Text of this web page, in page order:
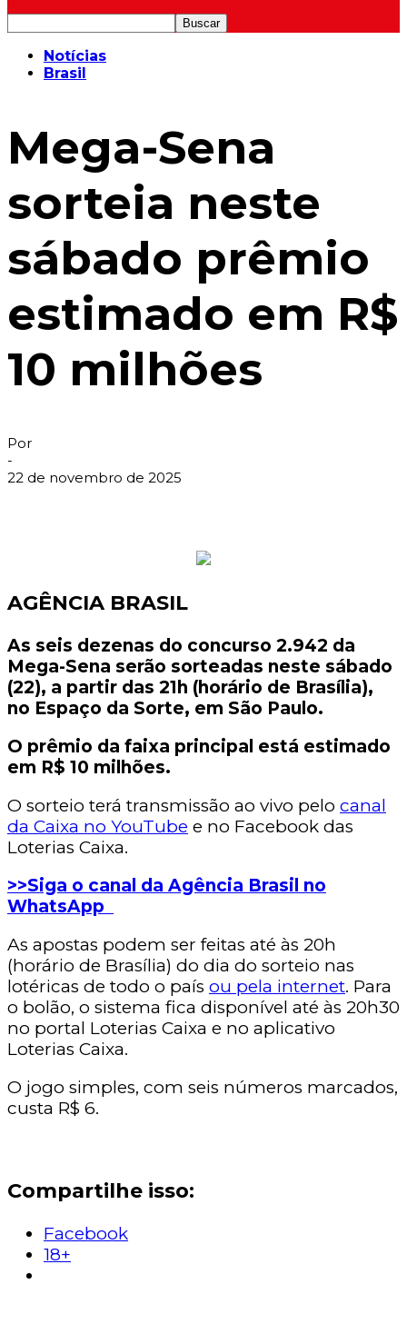
Notícias
Brasil
Mega-Sena
sorteia neste
sábado prêmio
estimado em R$
10 milhões
Por
-
22 de novembro de 2025
AGÊNCIA BRASIL
As seis dezenas do concurso 2.942 da
Mega-Sena serão sorteadas neste sábado
(22), a partir das 21h (horário de Brasília),
no Espaço da Sorte, em São Paulo.
O prêmio da faixa principal está estimado
em R$ 10 milhões.
O sorteio terá transmissão ao vivo pelo canal
da Caixa no YouTube e no Facebook das
Loterias Caixa.
>>Siga o canal da Agência Brasil no
WhatsApp
As apostas podem ser feitas até às 20h
(horário de Brasília) do dia do sorteio nas
lotéricas de todo o país ou pela internet. Para
o bolão, o sistema fica disponível até às 20h30
no portal Loterias Caixa e no aplicativo
Loterias Caixa.
O jogo simples, com seis números marcados,
custa R$ 6.
Compartilhe isso:
Facebook
18+